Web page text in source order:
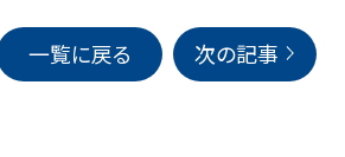
一覧に戻る 次の記事